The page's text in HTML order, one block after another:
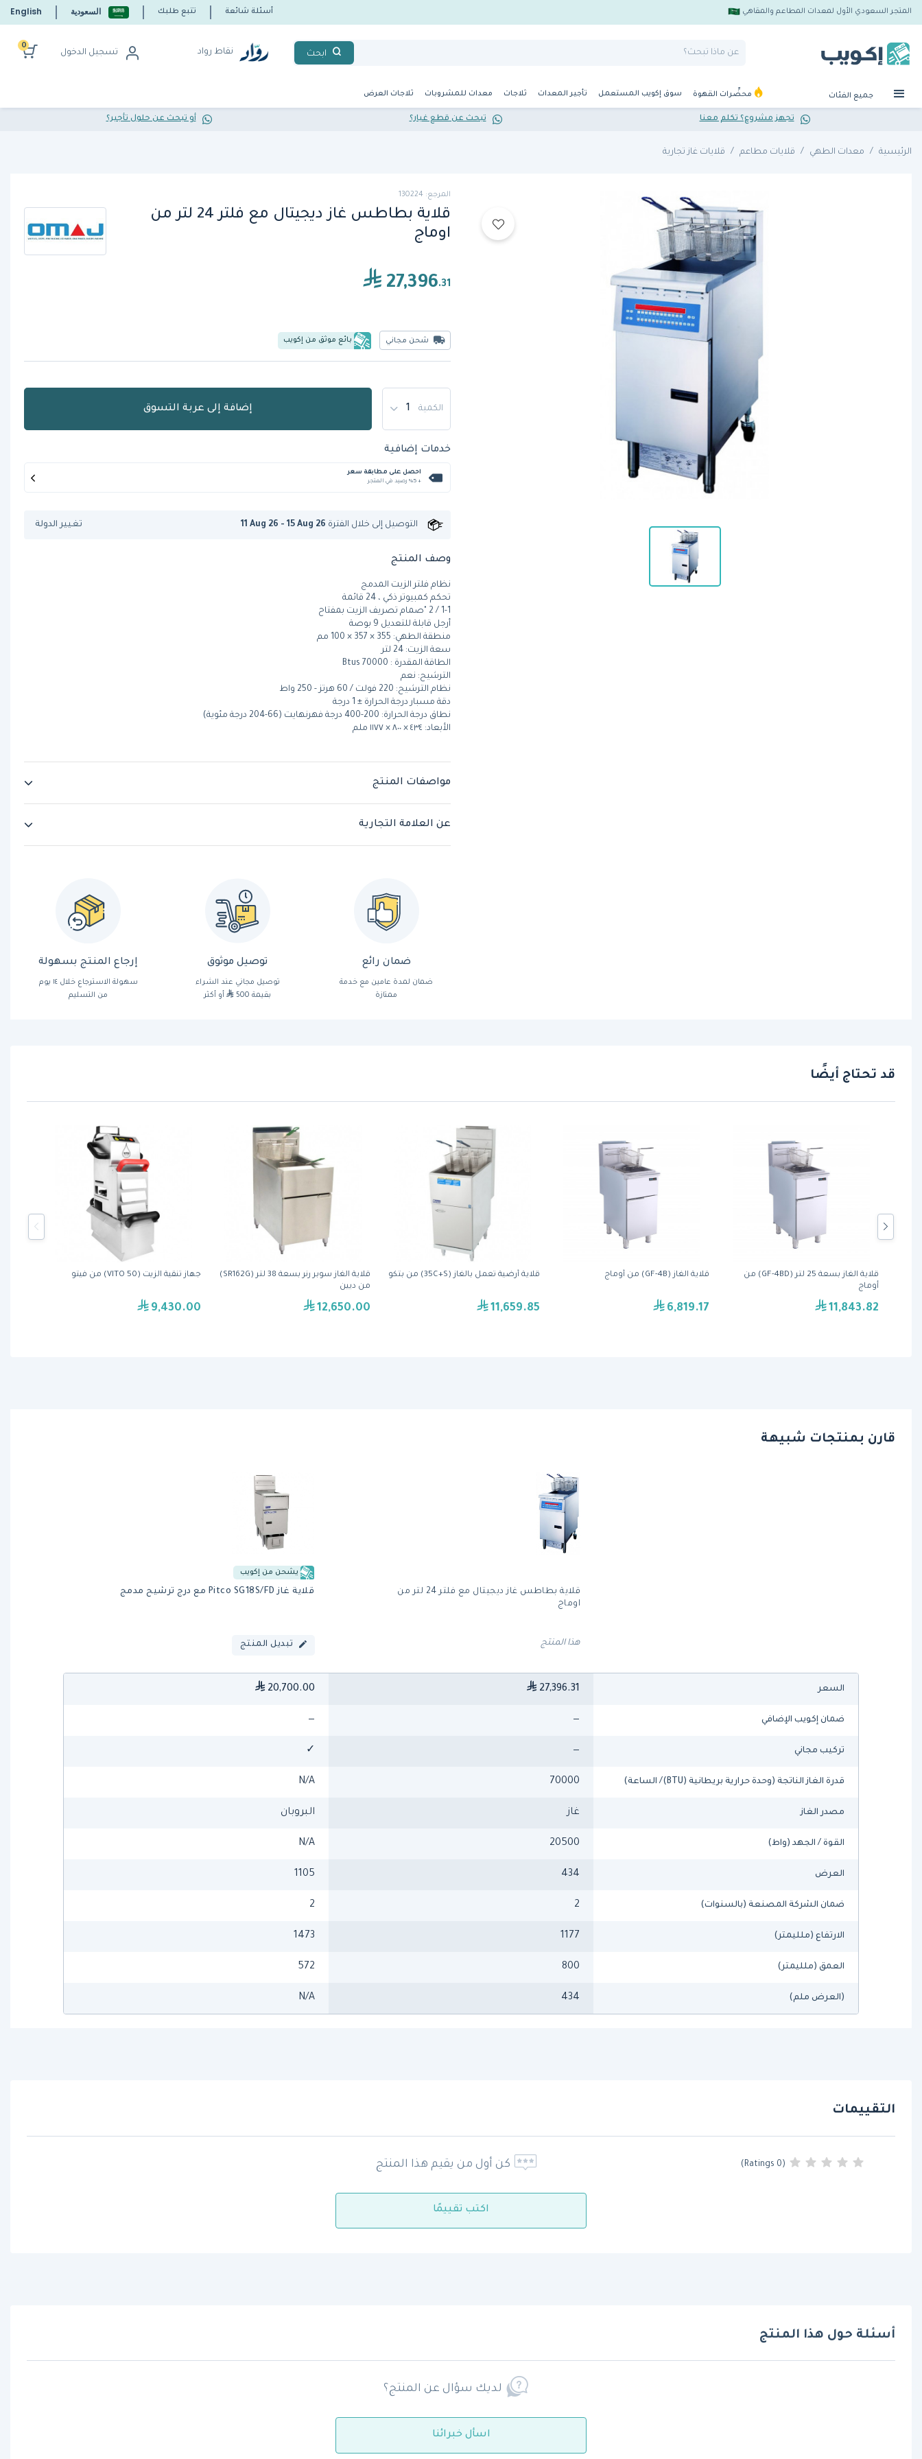
المتجر السعودي الأول لمعدات المطاعم والمقاهي أسئلة شائعة تتبع طلبك السعودية English
ابحث نقاط رواد تسجيل الدخول
0
جميع الفئات محضِّرات القهوة سوق إكويب المستعمل تأجير المعدات ثلاجات معدات للمشروبات ثلاجات العرض
تجهز مشروع؟ تكلم معنا تبحث عن قطع غيار؟ أو تبحث عن حلول تأجير؟
الرئيسية معدات الطهي قلايات مطاعم قلايات غاز تجارية
المرجع: 130224
قلاية بطاطس غاز ديجيتال مع فلتر 24 لتر من
اوماج
27,396.31
شحن مجاني بائع موثق من إكويب
الكمية إضافة إلى عربة التسوق
خدمات إضافية
احصل على مطابقة سعر
+ %5 رصيد في المتجر
التوصيل إلى خلال الفترة 11 Aug 26 - 15 Aug 26 تغيير الدولة
وصف المنتج
نظام فلتر الزيت المدمج
تحكم كمبيوتر ذكي ، 24 قائمة
1-1 / 2 "صمام تصريف الزيت بمفتاح
أرجل قابلة للتعديل 9 بوصة
منطقة الطهي: 355 × 357 × 100 مم
سعة الزيت: 24 لتر
الطاقة المقدرة : 70000 Btus
الترشيح: نعم
نظام الترشيح: 220 فولت / 60 هرتز - 250 واط
دقة مسبار درجة الحرارة ± 1 درجة
نطاق درجة الحرارة: 200-400 درجة فهرنهايت (66-204 درجة مئوية)
الأبعاد: ٤٣٤ × ٨٠٠ × ١١٧٧ ملم
مواصفات المنتج
عن العلامة التجارية
ضمان رائع
ضمان لمدة عامين مع خدمة
ممتازة
توصيل موثوق
توصيل مجاني عند الشراء
بقيمة 500
أو أكثر
إرجاع المنتج بسهولة
سهولة الاسترجاع خلال ١٤ يوم
من التسليم
قد تحتاج أيضًا
جهاز تنقية الزيت (VITO 50) من فيتو
9,430.00
قلاية الغاز سوبر رنر بسعة 38 لتر (SR162G)
من ديين
12,650.00
قلاية أرضية تعمل بالغاز (35C+S) من بتكو
11,659.85
قلاية الغاز (GF-4B) من أوماج
6,819.17
قلاية الغاز بسعة 25 لتر (GF-4BD) من
أوماج
11,843.82
قارن بمنتجات شبيهة
قلاية بطاطس غاز ديجيتال مع فلتر 24 لتر من
اوماج
هذا المنتج
يشحن من إكويب
قلاية غاز Pitco SG18S/FD مع درج ترشيح مدمج
تبديل المنتج
السعر 27,396.31
20,700.00
ضمان إكويب الإضافي —
—
تركيب مجاني —
✓
قدرة الغاز الناتجة (وحدة حرارية بريطانية (BTU)/ الساعة) 70000
N/A
مصدر الغاز غاز البروبان
القوة / الجهد (واط) 20500
N/A
العرض 434
1105
ضمان الشركة المصنعة (بالسنوات) 2
2
الارتفاع (ملليمتر) 1177
1473
العمق (ملليمتر) 800
572
(العرض ملم) 434
N/A
التقييمات
(0 Ratings) كن أول من يقيم هذا المنتج
اكتب تقييمًا
أسئلة حول هذا المنتج
لديك سؤال عن المنتج؟
اسأل خبرائنا